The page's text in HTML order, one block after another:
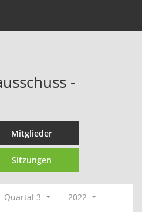
-
Mitglieder
Sitzungen
Quartal 3
2022